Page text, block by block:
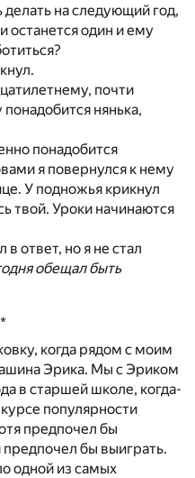
на следующий год,
останется один и ему
почти
нянька,
понадобится
я повернулся к нему
У подножья крикнул
твой. Уроки начинаются
ответ, но я не стал
обещал быть
когда рядом с моим
Эрика. Мы с Эриком
в старшей школе, когда-
популярности
предпочел бы
предпочел бы выиграть.
одной из самых